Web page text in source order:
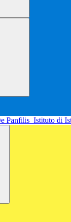
Panfilis Istituto di